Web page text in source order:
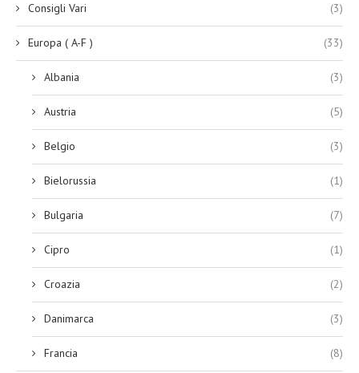
Consigli Vari (3)
Europa ( A-F ) (33)
Albania (3)
Austria (5)
Belgio (3)
Bielorussia (1)
Bulgaria (7)
Cipro (1)
Croazia (2)
Danimarca (3)
Francia (8)